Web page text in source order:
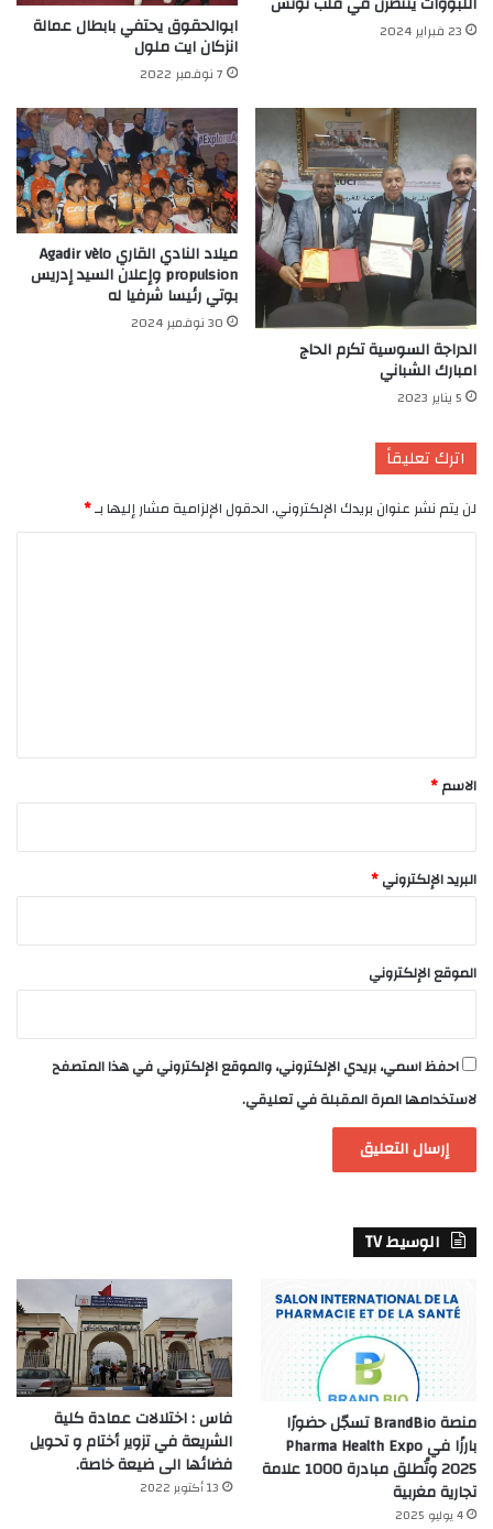
23 فبراير 2024 ابوالحقوق يحتفي بابطال عمالة
انزكان ايت ملول
7 نوفمبر 2022
الدراجة السوسية تكرم الحاج
امبارك الشباني
5 يناير 2023
ميلاد النادي القاري Agadir vèlo
propulsion وإعلان السيد إدريس
بوتي رئيسا شرفيا له
30 نوفمبر 2024
اترك تعليقاً
لن يتم نشر عنوان بريدك الإلكتروني.الحقول الإلزامية مشار إليها بـ*
*
الاسم*
البريد الإلكتروني*
الموقع الإلكتروني
احفظ اسمي، بريدي الإلكتروني، والموقع الإلكتروني في هذا المتصفح
لاستخدامها المرة المقبلة في تعليقي.
الوسيط TV
منصة BrandBio تسجّل حضورًا
بارزًا في Pharma Health Expo
2025 وتُطلق مبادرة 1000 علامة
تجارية مغربية
4 يوليو 2025
فاس : اختلالات عمادة كلية
الشريعة في تزوير أختام و تحويل
فضائها الى ضيعة خاصة.
13 أكتوبر 2022